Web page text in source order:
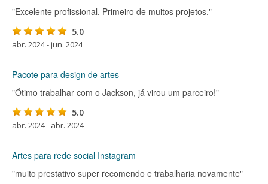
"Excelente profissional. Primeiro de muitos projetos."
5.0
abr. 2024 - jun. 2024
Pacote para design de artes
"Ótimo trabalhar com o Jackson, já virou um parceiro!"
5.0
abr. 2024 - abr. 2024
Artes para rede social Instagram
"muito prestativo super recomendo e trabalharia novamente"